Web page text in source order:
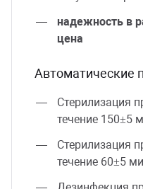
надежность в
цена
Автоматические
Стерилизация
течение 150±5
Стерилизация
течение 60±5